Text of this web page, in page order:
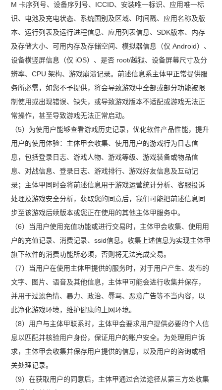
M 卡序列号、设备序列号、ICCID、安装唯一标识、应用唯一标
识、电池及充电状态、系统国别及区域、时间戳、应用名称及版
本、运行列表及运行进程信息、应用列表信息、SDK版本、内存
及存储大小、可用内存及存储空间、模拟器信息（仅 Android）、
设备横竖屏信息（仅 iOS）、是否 root/越狱、设备屏幕尺寸及分
辨率、CPU 架构、游戏崩溃记录。前述信息系主体甲正常提供服
务所必需，如您不予提供，将会导致游戏中全部或部分功能被限
制使用或出现错误、缺失，或导致游戏版本不适配或游戏无法正
常操作，甚至导致游戏无法正常启动。
（5）为使用户能够查看游戏历史记录，优化软件产品性能，提升
用户的使用体验：主体甲会收集、使用用户的游戏行为日志信
息，包括登录日志、游戏人物、游戏等级、游戏装备或物品信
息、对战信息、登录日志、游戏排行、游戏好友信息及互动记
录；主体甲同时会将前述信息用于游戏运营统计分析、客服投诉
处理及游戏安全分析，获取您的同意后，我们可能把前述信息同
步至该游戏后续版本或您正在使用的其他主体甲服务中。
（6）当用户使用充值功能或进行交易时，主体甲会收集、使用用
户的充值记录、消费记录、ssid信息。收集上述信息为实现主体甲
旗下软件的消费功能所必须，否则将无法完成交易。
（7）当用户在使用主体甲提供的服务时，对于用户产生、发布的
文字、图片、语音及其他信息，主体甲可能会进行收集并保存，
并用于过滤色情、暴力、政治、辱骂、恶意广告等不当内容，以
此净化游戏环境，维护健康的上网环境。
（8）用户与主体甲联系时，主体甲会要求用户提供必要的个人信
息以匹配并核验用户身份，保证用户的账户安全。为处理用户诉
求，主体甲会收集并保存用户提供的信息，以及用户的咨询或相
关处理记录。
（9）在获取用户的同意后，主体甲通过合法途径从第三方处收集